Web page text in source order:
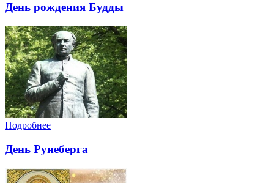
День рождения Будды
Подробнее
День Рунеберга